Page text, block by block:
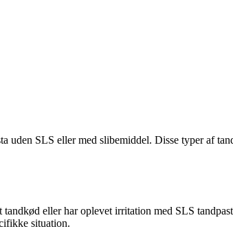
SLS eller med slibemiddel. Disse typer af
eller har oplevet irritation med SLS
situation.